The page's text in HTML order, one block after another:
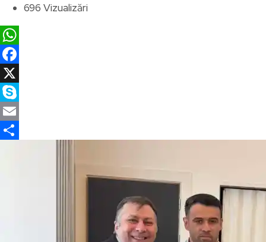
696 Vizualizări
WhatsApp
Facebook
X
Skype
Email